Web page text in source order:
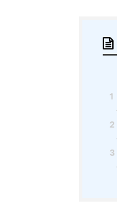
1
2
3